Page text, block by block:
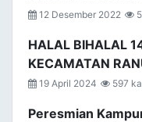
12 Desember 2022
HALAL BIHALAL
KECAMATAN
19 April 2024 597
Peresmian